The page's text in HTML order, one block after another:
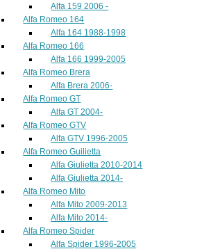
Alfa 159 2006 -
Alfa Romeo 164
Alfa 164 1988-1998
Alfa Romeo 166
Alfa 166 1999-2005
Alfa Romeo Brera
Alfa Brera 2006-
Alfa Romeo GT
Alfa GT 2004-
Alfa Romeo GTV
Alfa GTV 1996-2005
Alfa Romeo Guilietta
Alfa Giulietta 2010-2014
Alfa Giulietta 2014-
Alfa Romeo Mito
Alfa Mito 2009-2013
Alfa Mito 2014-
Alfa Romeo Spider
Alfa Spider 1996-2005